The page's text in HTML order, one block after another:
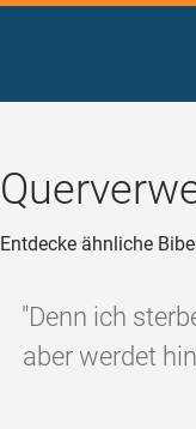
Entdecke ähnliche
"Denn ich
aber werdet